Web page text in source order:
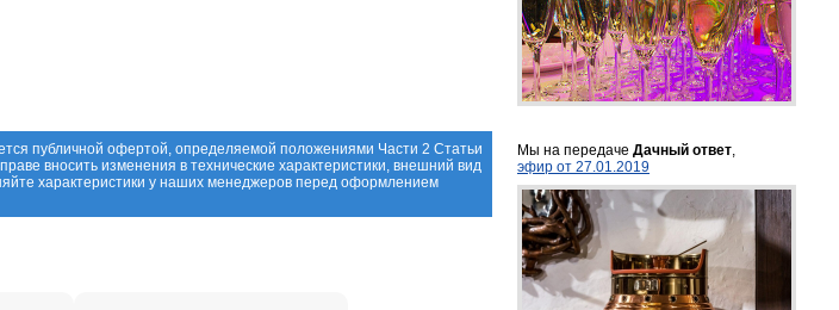
публичной офертой, определяемой положениями Части 2 Статьи
вносить изменения в технические характеристики, внешний вид
характеристики у наших менеджеров перед оформлением
Мы на передаче Дачный ответ,
эфир от 27.01.2019